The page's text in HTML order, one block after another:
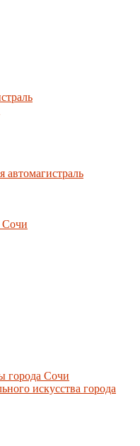
автомагистраль
Сочи
города Сочи
искусства города